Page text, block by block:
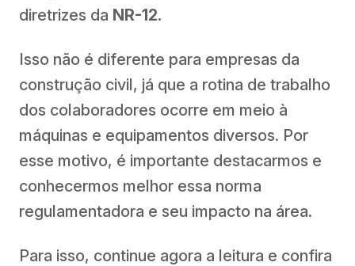
diretrizes da NR-12.
Isso não é diferente para empresas da
construção civil, já que a rotina de trabalho
dos colaboradores ocorre em meio à
máquinas e equipamentos diversos. Por
esse motivo, é importante destacarmos e
conhecermos melhor essa norma
regulamentadora e seu impacto na área.
Para isso, continue agora a leitura e confira